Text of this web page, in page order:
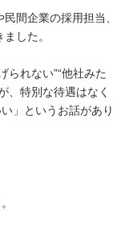
間企業の採用担当、
した。
られない”“他社みた
、特別な待遇はなく
」というお話があり